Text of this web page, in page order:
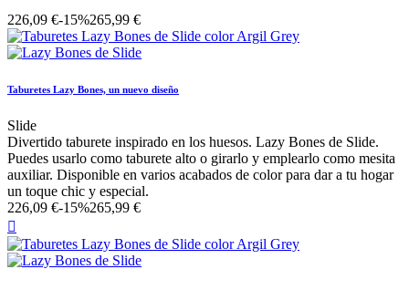
226,09 €-15%265,99 €
Taburetes Lazy Bones, un nuevo diseño
Slide
Divertido taburete inspirado en los huesos. Lazy Bones de Slide.
Puedes usarlo como taburete alto o girarlo y emplearlo como mesita
auxiliar. Disponible en varios acabados de color para dar a tu hogar
un toque chic y especial.
226,09 €-15%265,99 €
